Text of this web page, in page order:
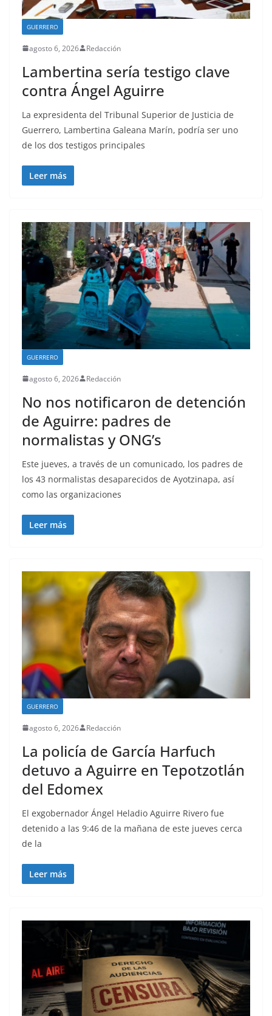
GUERRERO
agosto 6, 2026 Redacción
Lambertina sería testigo clave
contra Ángel Aguirre
La expresidenta del Tribunal Superior de Justicia de
Guerrero, Lambertina Galeana Marín, podría ser uno
de los dos testigos principales
Leer más
GUERRERO
agosto 6, 2026 Redacción
No nos notificaron de detención
de Aguirre: padres de
normalistas y ONG’s
Este jueves, a través de un comunicado, los padres de
los 43 normalistas desaparecidos de Ayotzinapa, así
como las organizaciones
Leer más
GUERRERO
agosto 6, 2026 Redacción
La policía de García Harfuch
detuvo a Aguirre en Tepotzotlán
del Edomex
El exgobernador Ángel Heladio Aguirre Rivero fue
detenido a las 9:46 de la mañana de este jueves cerca
de la
Leer más